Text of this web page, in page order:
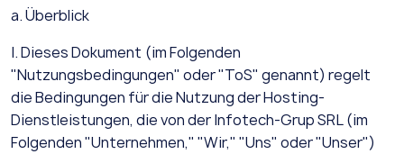
a. Überblick
I. Dieses Dokument (im Folgenden
"Nutzungsbedingungen" oder "ToS" genannt) regelt
die Bedingungen für die Nutzung der Hosting-
Dienstleistungen, die von der Infotech-Grup SRL (im
Folgenden "Unternehmen," "Wir," "Uns" oder "Unser")